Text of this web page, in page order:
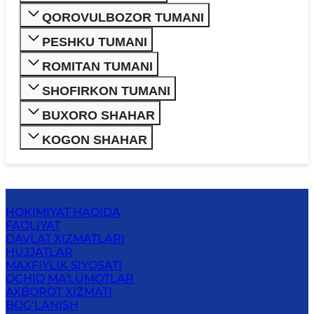
QOROVULBOZOR TUMANI
PESHKU TUMANI
ROMITAN TUMANI
SHOFIRKON TUMANI
BUXORO SHAHAR
KOGON SHAHAR
HOKIMIYAT HAQIDA
FAOLIYAT
DAVLAT XIZMATLARI
HUJJATLAR
MAXFIYLIK SIYOSATI
OCHIQ MA'LUMOTLAR
AXBOROT XIZMATI
BOG‘LANISH